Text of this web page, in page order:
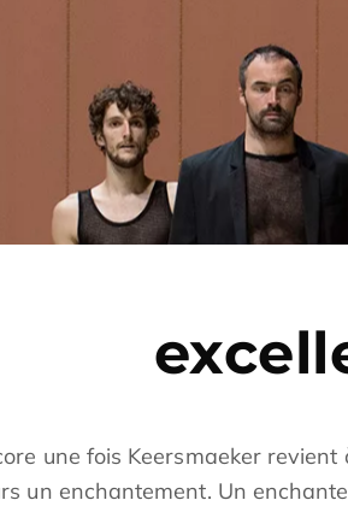
une fois Keersmaeker revient
un enchantement. Un